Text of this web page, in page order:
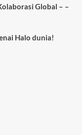
Global – –
Halo dunia!